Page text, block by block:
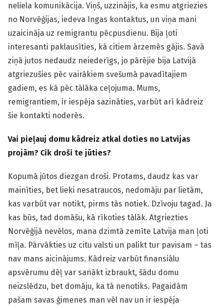
neliela komunikācija. Viņš, uzzinājis, ka esmu atgriezies
no Norvēģijas, iedeva Ingas kontaktus, un viņa mani
uzaicināja uz remigrantu pēcpusdienu. Bija ļoti
interesanti paklausīties, kā citiem ārzemēs gājis. Savā
ziņā jutos nedaudz neiederīgs, jo pārējie bija Latvijā
atgriezušies pēc vairākiem svešumā pavadītajiem
gadiem, es kā pēc tālāka ceļojuma. Mums,
remigrantiem, ir iespēja sazināties, varbūt arī kādreiz
šie kontakti noderēs.
Vai pieļauj domu kādreiz atkal doties no Latvijas
projām? Cik droši te jūties?
Kopumā jūtos diezgan droši. Protams, daudz kas var
mainīties, bet lieki nesatraucos, nedomāju par lietām,
kas varbūt var notikt, pirms tās notiek. Dzīvoju tagad. Ja
kas būs, tad domāšu, kā rīkoties tālāk. Atgriezties
Norvēģijā nevēlos, mana dzimtā zemīte Latvija man ļoti
mīļa. Pārvākties uz citu valsti un palikt tur pavisam – tas
nav mans aicinājums. Kādreiz varbūt finansiālu
apsvērumu dēļ var sanākt izbraukt, šādu domu
neizslēdzu, bet domāju, ka tā nenotiks. Pagaidām
pašam savas ģimenes man vēl nav un ir iespēja